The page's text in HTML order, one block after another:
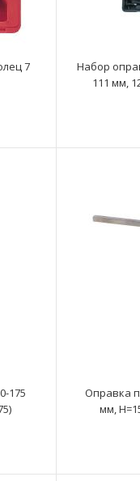
позволяют работать
7
Набор
111 мм,
175
Оправка
мм,